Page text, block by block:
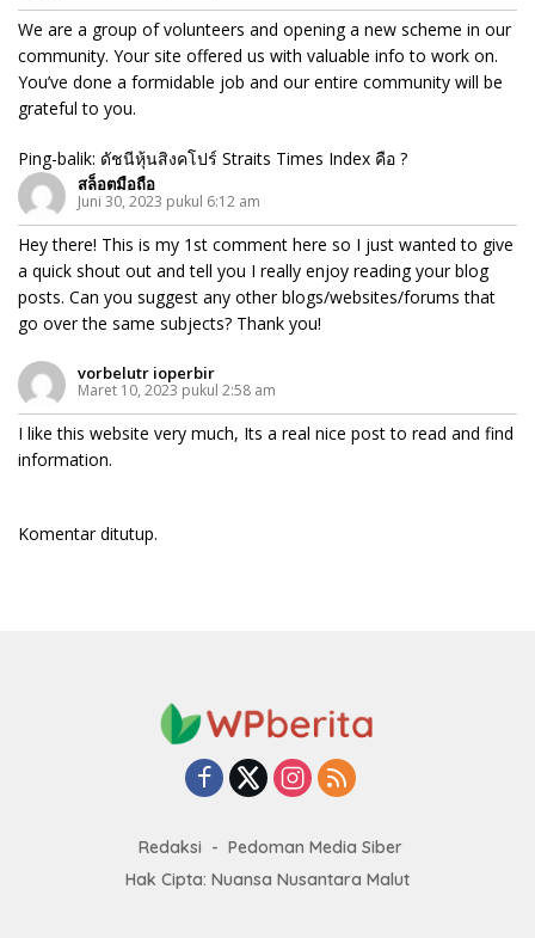
We are a group of volunteers and opening a new scheme in our
community. Your site offered us with valuable info to work on.
You’ve done a formidable job and our entire community will be
grateful to you.
Ping-balik: ดัชนีหุ้นสิงคโปร์ Straits Times Index คือ ?
สล็อตมือถือ
Juni 30, 2023 pukul 6:12 am
Hey there! This is my 1st comment here so I just wanted to give
a quick shout out and tell you I really enjoy reading your blog
posts. Can you suggest any other blogs/websites/forums that
go over the same subjects? Thank you!
vorbelutr ioperbir
Maret 10, 2023 pukul 2:58 am
I like this website very much, Its a real nice post to read and find
information.
Komentar ditutup.
Redaksi
Pedoman Media Siber
Hak Cipta: Nuansa Nusantara Malut